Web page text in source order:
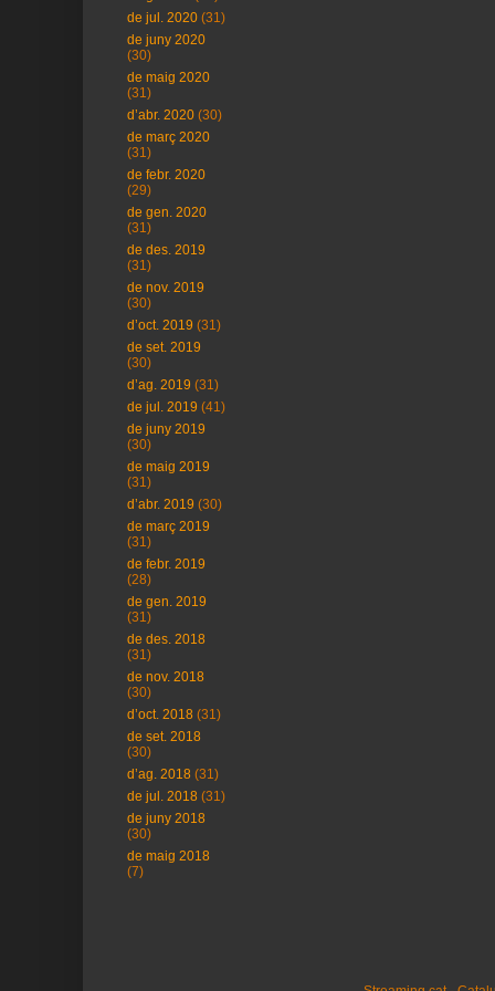
de jul. 2020 (31)
de juny 2020
(30)
de maig 2020
(31)
d’abr. 2020 (30)
de març 2020
(31)
de febr. 2020
(29)
de gen. 2020
(31)
de des. 2019
(31)
de nov. 2019
(30)
d’oct. 2019 (31)
de set. 2019
(30)
d’ag. 2019 (31)
de jul. 2019 (41)
de juny 2019
(30)
de maig 2019
(31)
d’abr. 2019 (30)
de març 2019
(31)
de febr. 2019
(28)
de gen. 2019
(31)
de des. 2018
(31)
de nov. 2018
(30)
d’oct. 2018 (31)
de set. 2018
(30)
d’ag. 2018 (31)
de jul. 2018 (31)
de juny 2018
(30)
de maig 2018
(7)